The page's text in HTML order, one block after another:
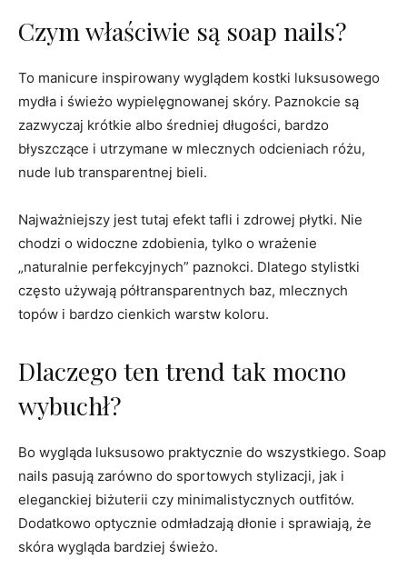
Czym właściwie są soap nails?
To manicure inspirowany wyglądem kostki luksusowego
mydła i świeżo wypielęgnowanej skóry. Paznokcie są
zazwyczaj krótkie albo średniej długości, bardzo
błyszczące i utrzymane w mlecznych odcieniach różu,
nude lub transparentnej bieli.
Najważniejszy jest tutaj efekt tafli i zdrowej płytki. Nie
chodzi o widoczne zdobienia, tylko o wrażenie
„naturalnie perfekcyjnych” paznokci. Dlatego stylistki
często używają półtransparentnych baz, mlecznych
topów i bardzo cienkich warstw koloru.
Dlaczego ten trend tak mocno
wybuchł?
Bo wygląda luksusowo praktycznie do wszystkiego. Soap
nails pasują zarówno do sportowych stylizacji, jak i
eleganckiej biżuterii czy minimalistycznych outfitów.
Dodatkowo optycznie odmładzają dłonie i sprawiają, że
skóra wygląda bardziej świeżo.